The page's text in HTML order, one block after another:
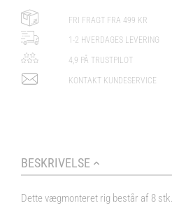
FRI FRAGT FRA 499 KR
1-2 HVERDAGES LEVERING
4,9 PÅ TRUSTPILOT
KONTAKT KUNDESERVICE
BESKRIVELSE
Dette vægmonteret rig består af 8